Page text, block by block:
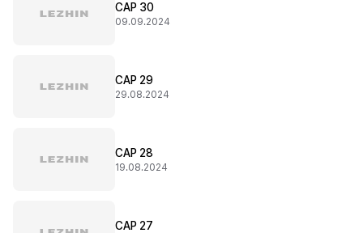
CAP 30
09.09.2024
CAP 29
29.08.2024
CAP 28
19.08.2024
CAP 27